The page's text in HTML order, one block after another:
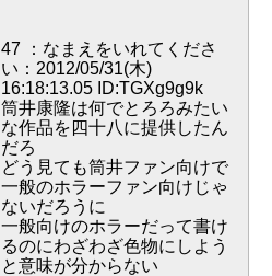
47 ：なまえをいれてくださ
い：2012/05/31(木)
16:18:13.05 ID:TGXg9g9k
筒井康隆は何でとろろみたい
な作品を四十八に提供したん
だろ
どう見ても筒井ファン向けで
一般のホラーファン向けじゃ
ないだろうに
一般向けのホラーだって書け
るのにわざわざ色物にしよう
と意味が分からない